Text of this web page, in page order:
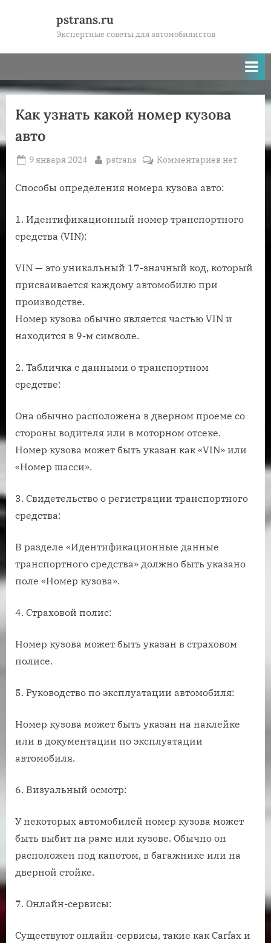
pstrans.ru
Экспертные советы для автомобилистов
Как узнать какой номер кузова
авто
Posted
9 января 2024 By
pstrans Комментариевк
Как
нет
Способы определения номера кузова авто:
1. Идентификационный номер транспортного
средства (VIN):
VIN — это уникальный 17-значный код, который
присваивается каждому автомобилю при
производстве.
Номер кузова обычно является частью VIN и
находится в 9-м символе.
2. Табличка с данными о транспортном
средстве:
Она обычно расположена в дверном проеме со
стороны водителя или в моторном отсеке.
Номер кузова может быть указан как «VIN» или
«Номер шасси».
3. Свидетельство о регистрации транспортного
средства:
В разделе «Идентификационные данные
транспортного средства» должно быть указано
поле «Номер кузова».
4. Страховой полис:
Номер кузова может быть указан в страховом
полисе.
5. Руководство по эксплуатации автомобиля:
Номер кузова может быть указан на наклейке
или в документации по эксплуатации
автомобиля.
6. Визуальный осмотр:
У некоторых автомобилей номер кузова может
быть выбит на раме или кузове. Обычно он
расположен под капотом, в багажнике или на
дверной стойке.
7. Онлайн-сервисы:
Существуют онлайн-сервисы, такие как Carfax и